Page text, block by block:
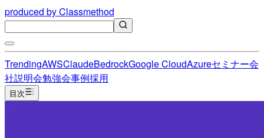
produced by Classmethod
TrendingAWSClaudeBedrockGoogle CloudAzureセミナー会
社説明会勉強会事例採用
目次